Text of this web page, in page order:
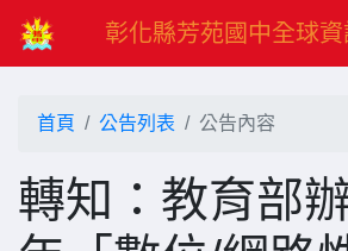
彰化縣芳苑國中全球資
首頁 公告列表 公告內容
轉知：教育部